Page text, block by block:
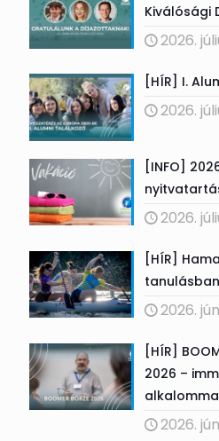
Kiválósági
2026.
[HÍR] I.
2026.
[INFO]
2026.
[HÍR]
2026.
[HÍR]
2026 –
2026.